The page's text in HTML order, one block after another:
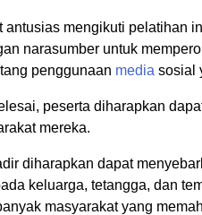
antusias mengikuti pelatihan
narasumber untuk
penggunaan media sosial
peserta diharapkan
mereka.
diharapkan dapat
keluarga, tetangga, dan
masyarakat yang